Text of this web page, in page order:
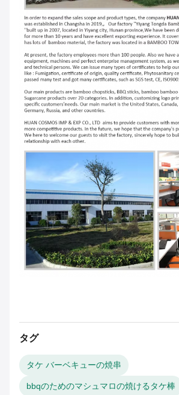
タグ
タケ バーベキューの焼串
bbqのためのマシュマロの焼けるタケ棒